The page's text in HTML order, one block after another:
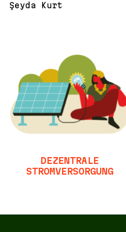
Şeyda Kurt
DEZENTRALE
STROMVERSORGUNG